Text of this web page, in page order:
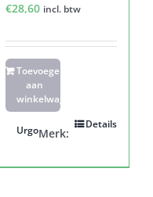
€28,60 incl. btw
Toevoegen
aan
winkelwagen
Details
Merk:
Urgo